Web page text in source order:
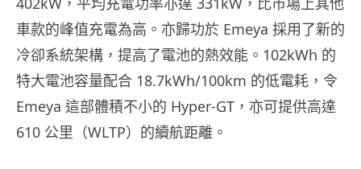
車款的峰值充電為高。亦歸功於 Emeya 採用了新的
冷卻系統架構，提高了電池的熱效能。102kWh 的
特大電池容量配合 18.7kWh/100km 的低電耗，令
Emeya 這部體積不小的 Hyper-GT，亦可提供高達
610 公里（WLTP）的續航距離。